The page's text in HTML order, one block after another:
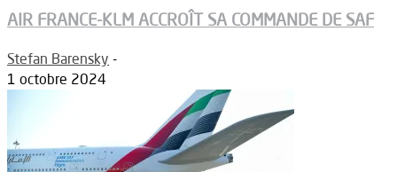
AIR FRANCE-KLM ACCROÎT SA COMMANDE DE SAF
Stefan Barensky -
1 octobre 2024